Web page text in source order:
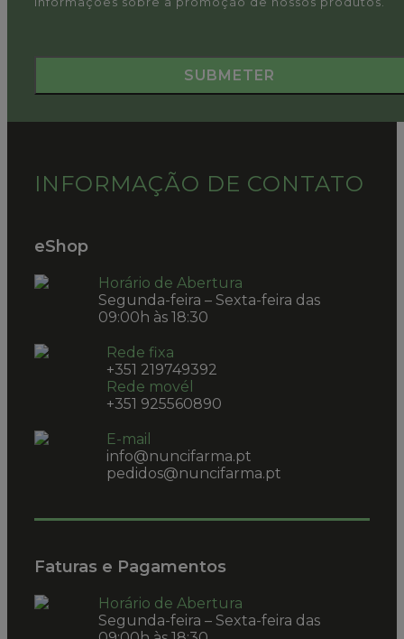
INFORMAÇÃO DE CONTATO
eShop
Horário de Abertura
Segunda-feira – Sexta-feira das
09:00h às 18:30
Rede fixa
+351 219749392
Rede movél
+351 925560890
E-mail
info@nuncifarma.pt
pedidos@nuncifarma.pt
Faturas e Pagamentos
Horário de Abertura
Segunda-feira – Sexta-feira das